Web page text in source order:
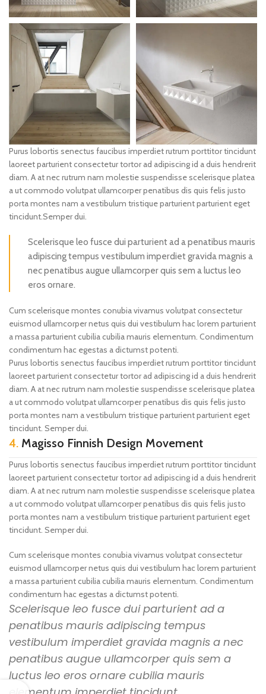
Purus lobortis senectus faucibus imperdiet rutrum porttitor tincidunt
laoreet parturient consectetur tortor ad adipiscing id a duis hendrerit
diam. A at nec rutrum nam molestie suspendisse scelerisque platea
a ut commodo volutpat ullamcorper penatibus dis quis felis justo
porta montes nam a vestibulum tristique parturient parturient eget
tincidunt.Semper dui.
Scelerisque leo fusce dui parturient ad a penatibus mauris
adipiscing tempus vestibulum imperdiet gravida magnis a
nec penatibus augue ullamcorper quis sem a luctus leo
eros ornare.
Cum scelerisque montes conubia vivamus volutpat consectetur
euismod ullamcorper netus quis dui vestibulum hac lorem parturient
a massa parturient cubilia cubilia mauris elementum. Condimentum
condimentum hac egestas a dictumst potenti.
Purus lobortis senectus faucibus imperdiet rutrum porttitor tincidunt
laoreet parturient consectetur tortor ad adipiscing id a duis hendrerit
diam. A at nec rutrum nam molestie suspendisse scelerisque platea
a ut commodo volutpat ullamcorper penatibus dis quis felis justo
porta montes nam a vestibulum tristique parturient parturient eget
tincidunt. Semper dui.
4. Magisso Finnish Design Movement
Purus lobortis senectus faucibus imperdiet rutrum porttitor tincidunt
laoreet parturient consectetur tortor ad adipiscing id a duis hendrerit
diam. A at nec rutrum nam molestie suspendisse scelerisque platea
a ut commodo volutpat ullamcorper penatibus dis quis felis justo
porta montes nam a vestibulum tristique parturient parturient eget
tincidunt. Semper dui.
Cum scelerisque montes conubia vivamus volutpat consectetur
euismod ullamcorper netus quis dui vestibulum hac lorem parturient
a massa parturient cubilia cubilia mauris elementum. Condimentum
condimentum hac egestas a dictumst potenti.
Scelerisque leo fusce dui parturient ad a
penatibus mauris adipiscing tempus
vestibulum imperdiet gravida magnis a nec
penatibus augue ullamcorper quis sem a
luctus leo eros ornare cubilia mauris